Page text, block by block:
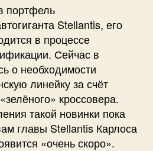
портфель
Stellantis, его
в процессе
Сейчас в
о необходимости
линейку за счёт
кроссовера.
такой новинки пока
главы Stellantis Карлоса
«очень скоро».